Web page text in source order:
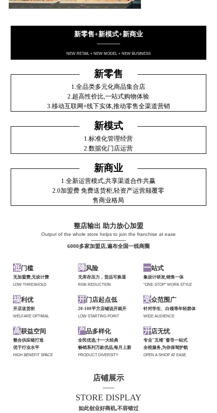
新零售+新模式+新商业
————
NEW RETAIL + NEW MODEL + NEW BUSINESS
新零售
1.全品类多元化商品集合店
2.超高性价比,一站式购物体验
3.移动互联网+线下实体,推动零售全渠道营销
新模式
1.标准化管理经营
2.数据化门店运营
新商业
1.全新运营模式,共享渠道合作共赢
2.0加盟费 免费送货柜,轻资产运营颠覆零
售商业格局
整店输出 助力放心加盟
Output of the whole store helps to join the franchise at ease
——————
6000多家加盟店,遍布全国一线商圈
低门槛
无加盟费,无设计费
LOW THRESHOLD
降风险
无库存压力，货品可换退
RISK REDUCTION
一站式
集设计研发,销售一体
"ONE-STOP" WORK STYLE
福利优
开店送货柜
WELFARE OPTIMAL
开门店起点低
20-100平方店铺说开就开
LOW STARTING POINT
受众范围广
针对学生、白领等年轻群体
WIDE AUDIENCE
高获益空间
整合供应链打造
优于行业水平
HIGH BENEFIT SPACE
产品多样化
全民优选,十一大经典
畅销系列万款优品,每月上新
PRODUCT DIVERSITY
开店无忧
专业"五维"督导一站式
全程服务,为你保驾护航
OPEN A SHIOP AT EASE
店铺展示
——
STORE DISPLAY
如此创业好商机,不容错过